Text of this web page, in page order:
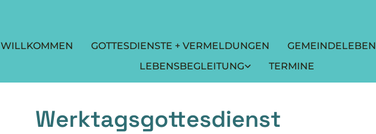
WILLKOMMEN GOTTESDIENSTE + VERMELDUNGEN GEMEINDELEBEN
LEBENSBEGLEITUNG
TERMINE
Werktagsgottesdienst